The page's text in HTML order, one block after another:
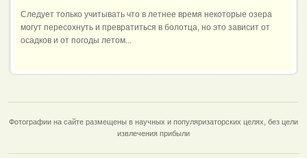
Следует только учитывать что в летнее время некоторые озера
могут пересохнуть и превратиться в болотца, но это зависит от
осадков и от погоды летом...
Фотографии на сайте размещены в научных и популяризаторских целях, без цели
извлечения прибыли